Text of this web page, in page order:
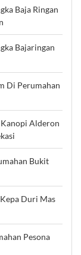
Baja Ringan
Bajaringan
Di Perumahan
Kanopi Alderon
Bukit
Duri Mas
Pesona